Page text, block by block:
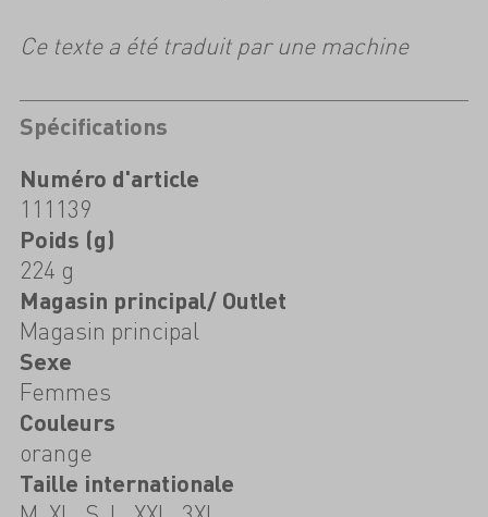
Ce texte a été traduit par une machine
Spécifications
Numéro d'article
111139
Poids (g)
224 g
Magasin principal/ Outlet
Magasin principal
Sexe
Femmes
Couleurs
orange
Taille internationale